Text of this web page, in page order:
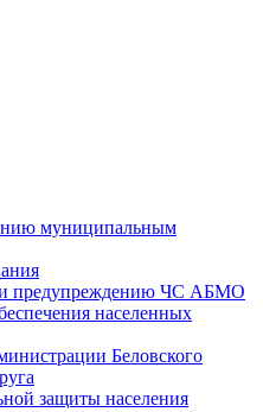
муниципальным
предупреждению ЧС АБМО
населенных
Беловского
защиты населения